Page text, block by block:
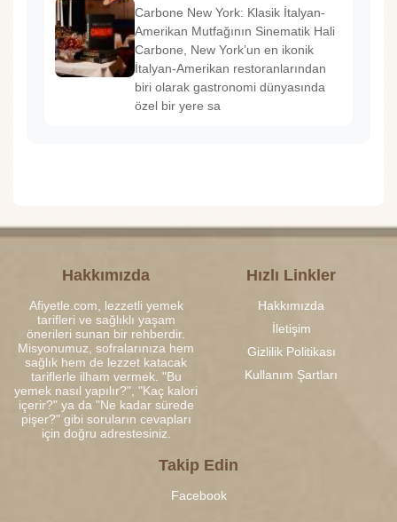
Carbone New York: Klasik İtalyan-
Amerikan Mutfağının Sinematik Hali
Carbone, New York’un en ikonik
İtalyan-Amerikan restoranlarından
biri olarak gastronomi dünyasında
özel bir yere sa
Hakkımızda
Afiyetle.com, lezzetli yemek
tarifleri ve sağlıklı yaşam
önerileri sunan bir rehberdir.
Misyonumuz, sofralarınıza hem
sağlık hem de lezzet katacak
tariflerle ilham vermek. "Bu
yemek nasıl yapılır?", "Kaç kalori
içerir?" ya da "Ne kadar sürede
pişer?" gibi soruların cevapları
için doğru adrestesiniz.
Hızlı Linkler
Hakkımızda
İletişim
Gizlilik Politikası
Kullanım Şartları
Takip Edin
Facebook